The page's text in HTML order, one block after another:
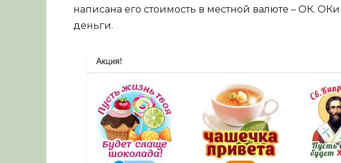
написана его стоимость в местной валюте – ОК.
деньги.